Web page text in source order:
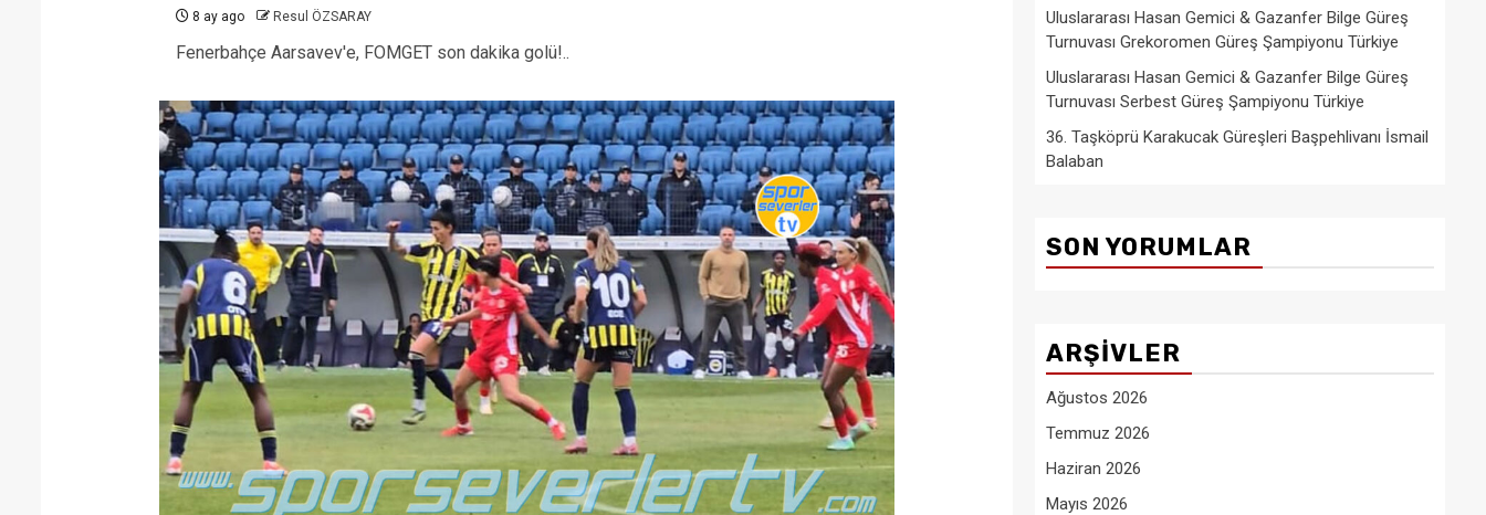
8 ay ago Resul ÖZSARAY
Fenerbahçe Aarsavev'e, FOMGET son dakika golü!..
Uluslararası Hasan Gemici & Gazanfer Bilge Güreş
Turnuvası Grekoromen Güreş Şampiyonu Türkiye
Uluslararası Hasan Gemici & Gazanfer Bilge Güreş
Turnuvası Serbest Güreş Şampiyonu Türkiye
36. Taşköprü Karakucak Güreşleri Başpehlivanı İsmail
Balaban
SON YORUMLAR
ARŞIVLER
Ağustos 2026
Temmuz 2026
Haziran 2026
Mayıs 2026